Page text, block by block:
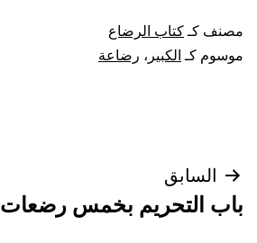
مصنف كـكتاب الرضاع
موسوم كـ الكبير ، رضاعة
تصفّح
المقالات
السابق
باب التحريم بخمس رضعات